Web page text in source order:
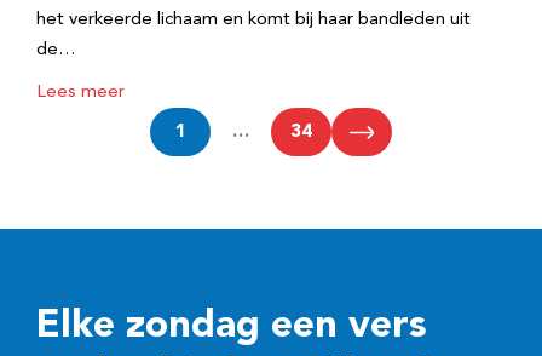
het verkeerde lichaam en komt bij haar bandleden uit
de…
Lees meer
1 … 34
Elke zondag een vers